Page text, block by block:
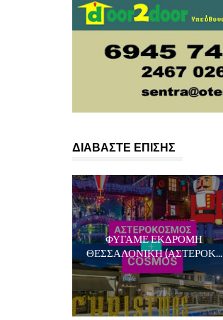
ΔΙΑΒΑΣΤΕ ΕΠΙΣΗΣ
ΦΥΓΑΜΕ ΕΚΔΡΟΜΗ
ΘΕΣΣΑΛΟΝΙΚΗ (ΑΣΤΕΡΟΚ...